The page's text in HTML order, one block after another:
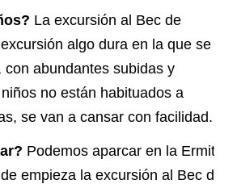
La excursión al Bec de
algo dura en la que se
con abundantes subidas y
no están habituados a
se van a cansar con facilidad.
Podemos aparcar en la Ermita
empieza la excursión al Bec de